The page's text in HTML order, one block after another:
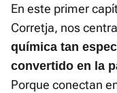
En este primer
Corretja, nos
química tan
convertido en la
Porque conectan